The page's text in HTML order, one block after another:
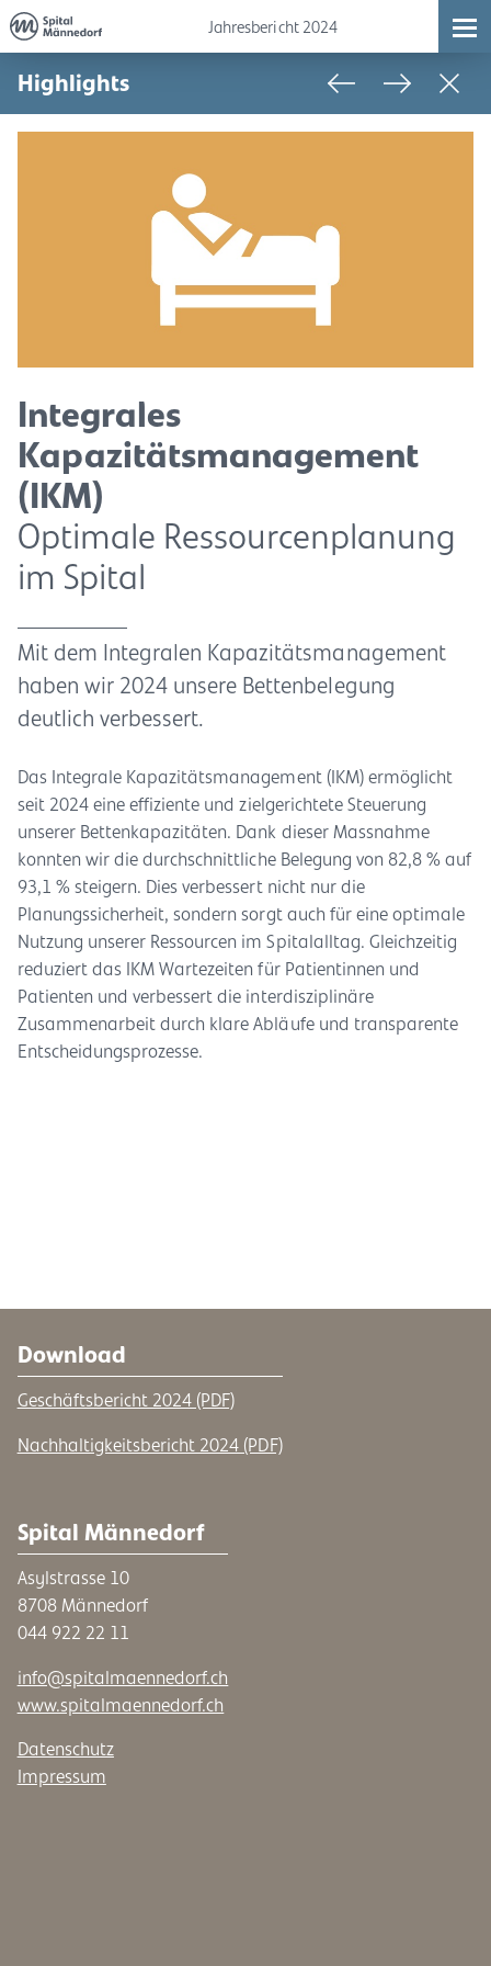
Jahresbericht 2024
Highlights
Integrales
Kapazitätsmanagement
(IKM)
Optimale Ressourcenplanung
im Spital
Mit dem Integralen Kapazitätsmanagement
haben wir 2024 unsere Bettenbelegung
deutlich verbessert.
Das Integrale Kapazitätsmanagement (IKM) ermöglicht
seit 2024 eine effiziente und zielgerichtete Steuerung
unserer Bettenkapazitäten. Dank dieser Massnahme
konnten wir die durchschnittliche Belegung von 82,8 % auf
93,1 % steigern. Dies verbessert nicht nur die
Planungssicherheit, sondern sorgt auch für eine optimale
Nutzung unserer Ressourcen im Spitalalltag. Gleichzeitig
reduziert das IKM Wartezeiten für Patientinnen und
Patienten und verbessert die interdisziplinäre
Zusammenarbeit durch klare Abläufe und transparente
Entscheidungsprozesse.
Download
Geschäftsbericht 2024 (PDF)
Nachhaltigkeitsbericht 2024 (PDF)
Spital Männedorf
Asylstrasse 10
8708 Männedorf
044 922 22 11
info@spitalmaennedorf.ch
www.spitalmaennedorf.ch
Datenschutz
Impressum